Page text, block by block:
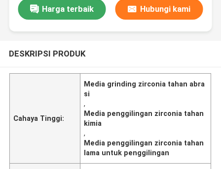
Harga terbaik Hubungi kami
DESKRIPSI PRODUK
Cahaya Tinggi:
Media grinding zirconia tahan abra
si
,
Media penggilingan zirconia tahan
kimia
,
Media penggilingan zirconia tahan
lama untuk penggilingan